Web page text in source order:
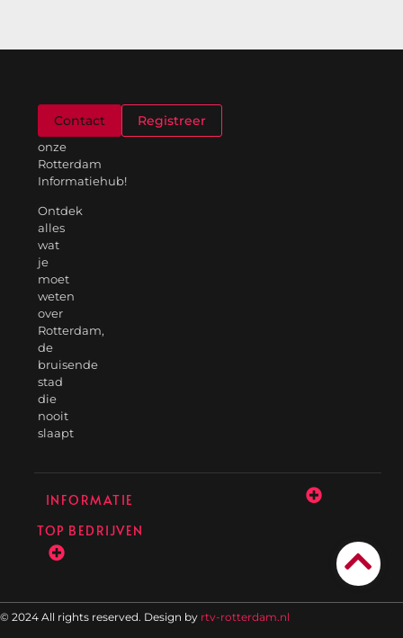
onze
Rotterdam
Informatiehub!
Ontdek
alles
wat
je
moet
weten
over
Rotterdam,
de
bruisende
stad
die
nooit
slaapt
Contact Registreer
INFORMATIE
TOP BEDRIJVEN
© 2024 All rights reserved. Design by rtv-rotterdam.nl